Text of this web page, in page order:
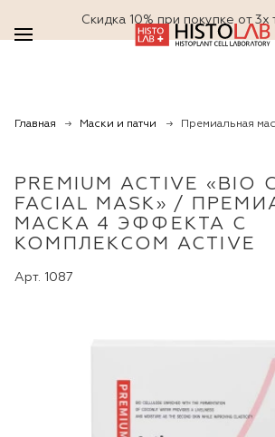
Cкидка 10% при покупке от 3х
Главная Маски и патчи Премиальная
PREMIUM ACTIVE «BIO
FACIAL MASK» /
МАСКА 4 ЭФФЕКТА С
КОМПЛЕКСОМ ACTIVE
Арт. 1087